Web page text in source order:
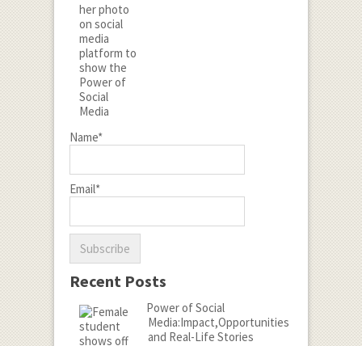
Name*
Email*
Recent Posts
Power of Social
Media:Impact,Opportunities
and Real-Life Stories